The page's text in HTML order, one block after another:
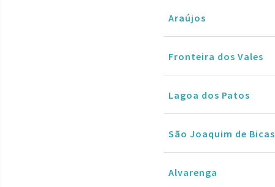
Araújos
Fronteira dos Vales
Lagoa dos Patos
São Joaquim de Bicas
Alvarenga